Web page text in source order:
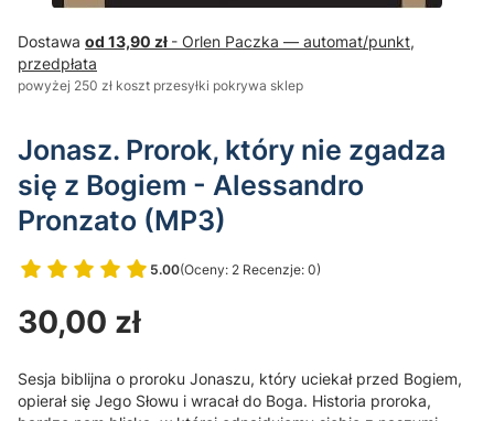
Dostawa od 13,90 zł - Orlen Paczka — automat/punkt,
przedpłata
powyżej 250 zł koszt przesyłki pokrywa sklep
Jonasz. Prorok, który nie zgadza
się z Bogiem - Alessandro
Pronzato (MP3)
5.00(Oceny: 2 Recenzje: 0)
Przejdź do sekcji Opinie
Cena
30,00 zł
Sesja biblijna o proroku Jonaszu, który uciekał przed Bogiem,
opierał się Jego Słowu i wracał do Boga. Historia proroka,